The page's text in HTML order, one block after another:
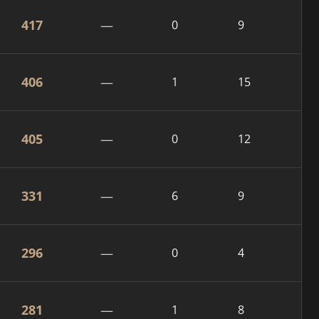
417 — 0 9
406 — 1 15
405 — 0 12
331 — 6 9
296 — 0 4
281 — 1 8